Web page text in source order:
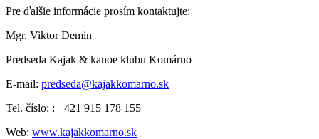
Pre ďalšie informácie prosím kontaktujte:
Mgr. Viktor Demin
Predseda Kajak & kanoe klubu Komárno
E-mail: predseda@kajakkomarno.sk
Tel. číslo: : +421 915 178 155
Web: www.kajakkomarno.sk